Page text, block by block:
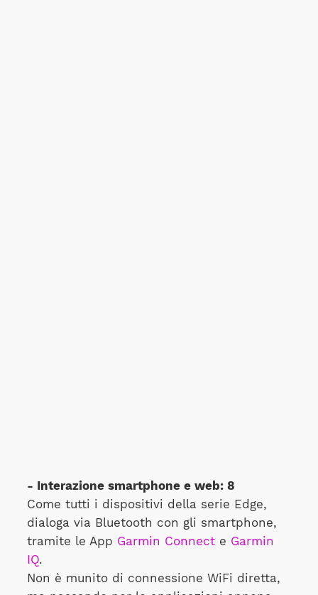
- Interazione smartphone e web: 8
Come tutti i dispositivi della serie Edge,
dialoga via Bluetooth con gli smartphone,
tramite le App Garmin Connecte Garmin
IQ.
Non è munito di connessione WiFi diretta,